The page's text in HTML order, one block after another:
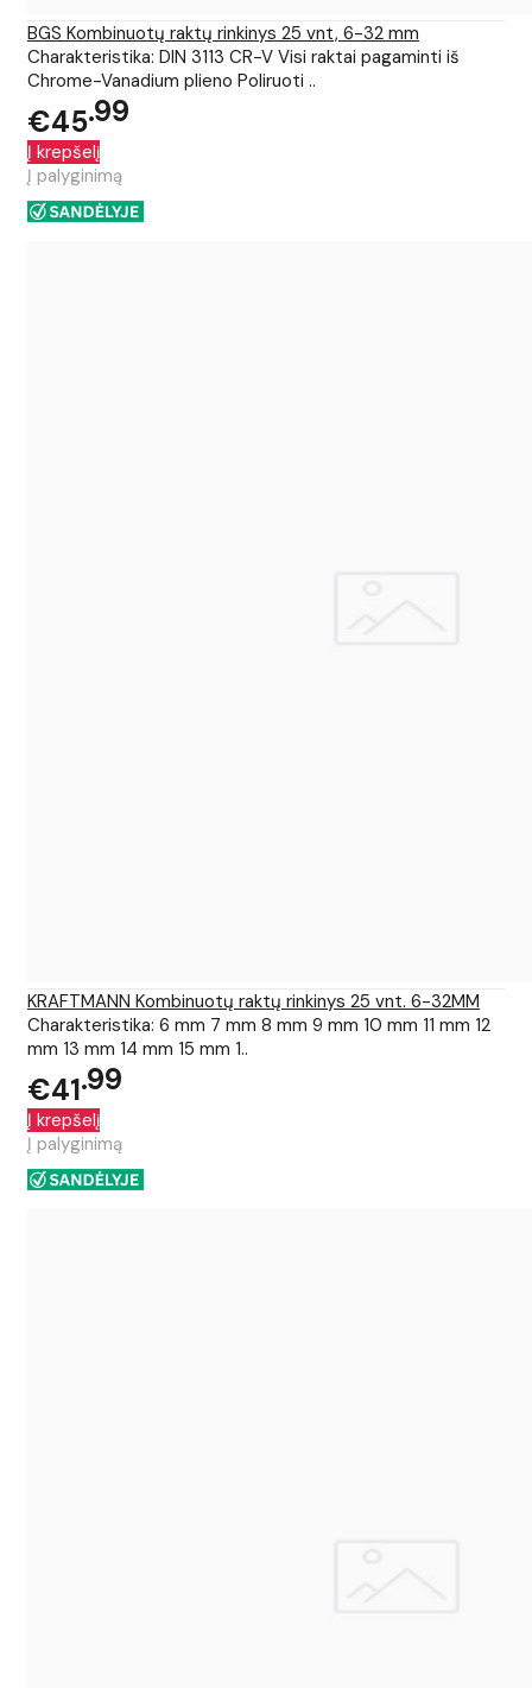
BGS Kombinuotų raktų rinkinys 25 vnt, 6-32 mm
Charakteristika: DIN 3113 CR-V Visi raktai pagaminti iš
Chrome-Vanadium plieno Poliruoti ..
€4599
Į krepšelį
Į palyginimą
KRAFTMANN Kombinuotų raktų rinkinys 25 vnt. 6-32MM
Charakteristika: 6 mm 7 mm 8 mm 9 mm 10 mm 11 mm 12
mm 13 mm 14 mm 15 mm 1..
€41 99
Į krepšelį
Į palyginimą